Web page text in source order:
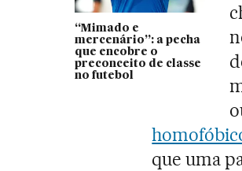
“Mimado e
mercenário”: a pecha
que encobre o
preconceito de classe
no futebol
que uma